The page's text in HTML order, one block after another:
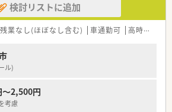
検討リストに追加
残業なし(ほぼなし含む) 車通勤可 高時給(2,500円以上)
ル)
2,500円
考慮